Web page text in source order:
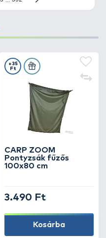
CARP ZOOM
Pontyzsák fűzős
100x80 cm
+35
Ft
3.490 Ft
Kosárba